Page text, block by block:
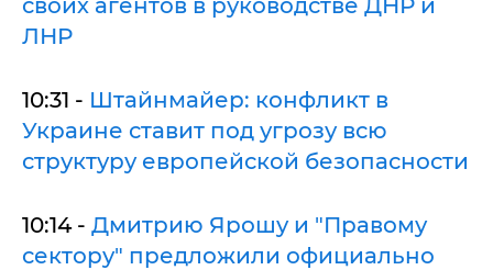
своих агентов в руководстве ДНР и
ЛНР
10:31 - Штайнмайер: конфликт в
Украине ставит под угрозу всю
структуру европейской безопасности
10:14 - Дмитрию Ярошу и "Правому
сектору" предложили официально